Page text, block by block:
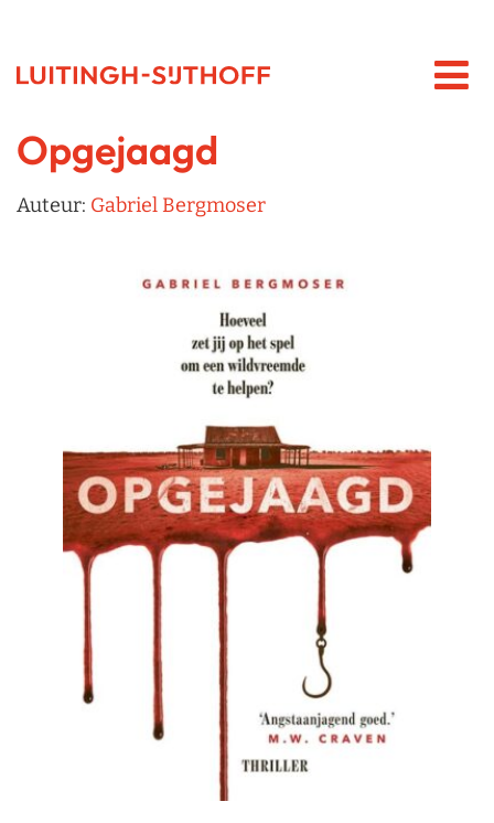
Opgejaagd
Auteur: Gabriel Bergmoser